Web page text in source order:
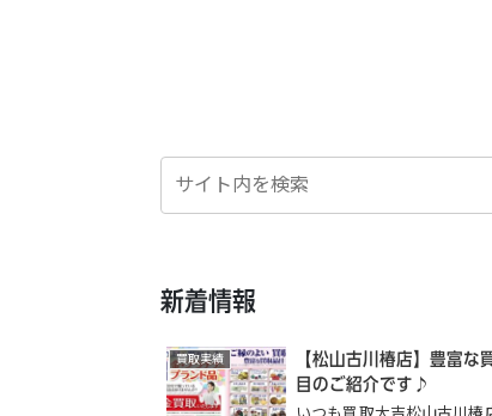
新着情報
買取実績
【松山古川椿店】豊富な
目のご紹介です♪